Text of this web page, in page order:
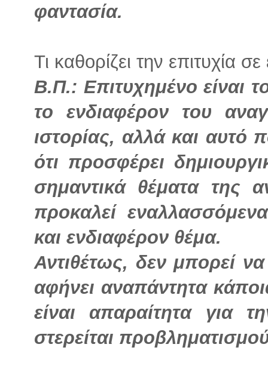
φαντασία.
Τι καθορίζει την επιτυχία
Β.Π.: Επιτυχημένο είναι
το ενδιαφέρον του
ιστορίας, αλλά και αυτό
ότι προσφέρει
σημαντικά θέματα της
προκαλεί
και ενδιαφέρον θέμα.
Αντιθέτως, δεν μπορεί
αφήνει αναπάντητα
είναι απαραίτητα για
στερείται